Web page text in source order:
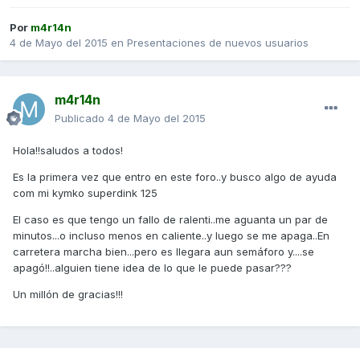
Por m4r14n
4 de Mayo del 2015 en Presentaciones de nuevos usuarios
m4r14n
Publicado 4 de Mayo del 2015
Hola!!saludos a todos!
Es la primera vez que entro en este foro..y busco algo de ayuda
com mi kymko superdink 125
El caso es que tengo un fallo de ralenti..me aguanta un par de
minutos...o incluso menos en caliente..y luego se me apaga..En
carretera marcha bien...pero es llegara aun semáforo y....se
apagó!!..alguien tiene idea de lo que le puede pasar???
Un millón de gracias!!!